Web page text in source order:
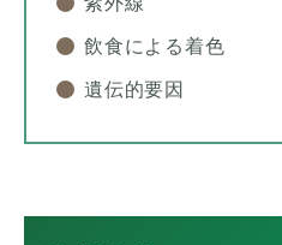
飲食による着色
遺伝的要因